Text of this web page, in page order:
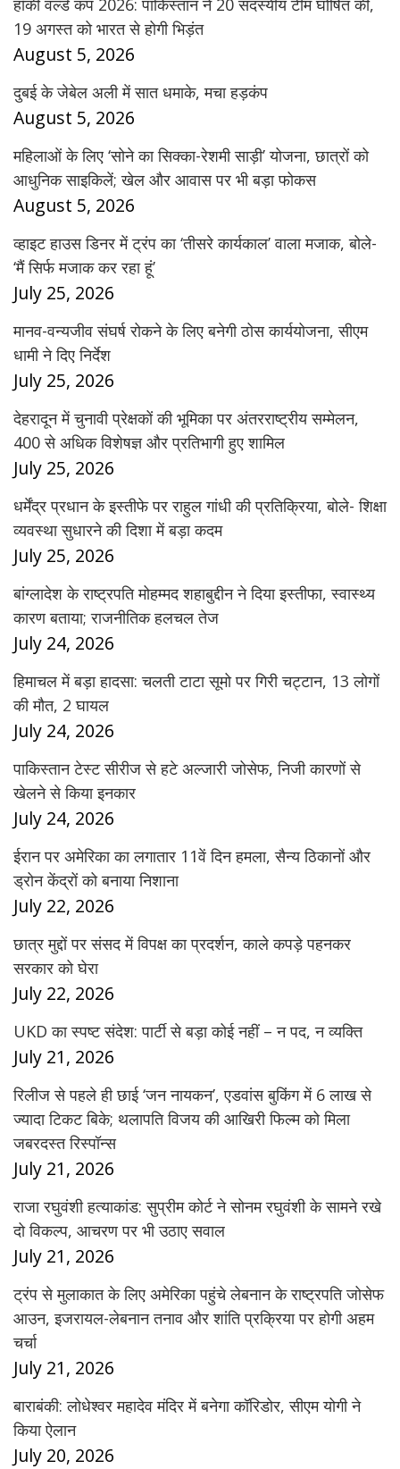
हॉकी वर्ल्ड कप 2026: पाकिस्तान ने 20 सदस्यीय टीम घोषित की,
19 अगस्त को भारत से होगी भिड़ंत
August 5, 2026
दुबई के जेबेल अली में सात धमाके, मचा हड़कंप
August 5, 2026
महिलाओं के लिए ‘सोने का सिक्का-रेशमी साड़ी’ योजना, छात्रों को
आधुनिक साइकिलें; खेल और आवास पर भी बड़ा फोकस
August 5, 2026
व्हाइट हाउस डिनर में ट्रंप का ‘तीसरे कार्यकाल’ वाला मजाक, बोले-
‘मैं सिर्फ मजाक कर रहा हूं’
July 25, 2026
मानव-वन्यजीव संघर्ष रोकने के लिए बनेगी ठोस कार्ययोजना, सीएम
धामी ने दिए निर्देश
July 25, 2026
देहरादून में चुनावी प्रेक्षकों की भूमिका पर अंतरराष्ट्रीय सम्मेलन,
400 से अधिक विशेषज्ञ और प्रतिभागी हुए शामिल
July 25, 2026
धर्मेंद्र प्रधान के इस्तीफे पर राहुल गांधी की प्रतिक्रिया, बोले- शिक्षा
व्यवस्था सुधारने की दिशा में बड़ा कदम
July 25, 2026
बांग्लादेश के राष्ट्रपति मोहम्मद शहाबुद्दीन ने दिया इस्तीफा, स्वास्थ्य
कारण बताया; राजनीतिक हलचल तेज
July 24, 2026
हिमाचल में बड़ा हादसा: चलती टाटा सूमो पर गिरी चट्टान, 13 लोगों
की मौत, 2 घायल
July 24, 2026
पाकिस्तान टेस्ट सीरीज से हटे अल्जारी जोसेफ, निजी कारणों से
खेलने से किया इनकार
July 24, 2026
ईरान पर अमेरिका का लगातार 11वें दिन हमला, सैन्य ठिकानों और
ड्रोन केंद्रों को बनाया निशाना
July 22, 2026
छात्र मुद्दों पर संसद में विपक्ष का प्रदर्शन, काले कपड़े पहनकर
सरकार को घेरा
July 22, 2026
UKD का स्पष्ट संदेश: पार्टी से बड़ा कोई नहीं – न पद, न व्यक्ति
July 21, 2026
रिलीज से पहले ही छाई ‘जन नायकन’, एडवांस बुकिंग में 6 लाख से
ज्यादा टिकट बिके; थलापति विजय की आखिरी फिल्म को मिला
जबरदस्त रिस्पॉन्स
July 21, 2026
राजा रघुवंशी हत्याकांड: सुप्रीम कोर्ट ने सोनम रघुवंशी के सामने रखे
दो विकल्प, आचरण पर भी उठाए सवाल
July 21, 2026
ट्रंप से मुलाकात के लिए अमेरिका पहुंचे लेबनान के राष्ट्रपति जोसेफ
आउन, इजरायल-लेबनान तनाव और शांति प्रक्रिया पर होगी अहम
चर्चा
July 21, 2026
बाराबंकी: लोधेश्वर महादेव मंदिर में बनेगा कॉरिडोर, सीएम योगी ने
किया ऐलान
July 20, 2026